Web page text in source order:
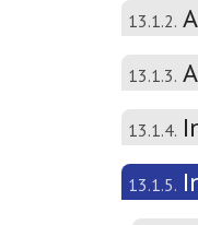
13.1.2.
13.1.3.
13.1.4.
13.1.5.